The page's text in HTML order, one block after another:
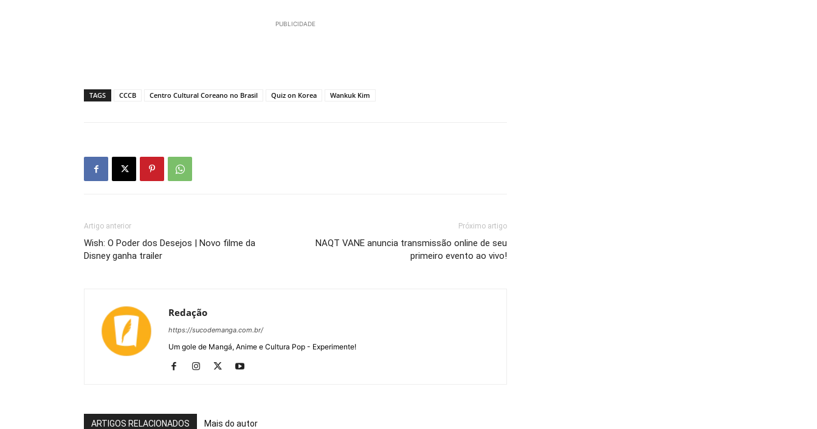
PUBLICIDADE
TAGS CCCB Centro Cultural Coreano no Brasil Quiz on Korea Wankuk Kim
Artigo anterior
Wish: O Poder dos Desejos | Novo filme da
Disney ganha trailer
Próximo artigo
NAQT VANE anuncia transmissão online de seu
primeiro evento ao vivo!
Redação
https://sucodemanga.com.br/
Um gole de Mangá, Anime e Cultura Pop - Experimente!
ARTIGOS RELACIONADOS Mais do autor